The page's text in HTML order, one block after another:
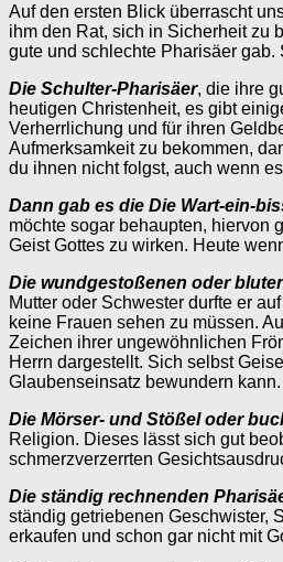
Auf den ersten Blick überrascht
ihm den Rat, sich in Sicherheit zu
gute und schlechte Pharisäer
Die Schulter-Pharisäer, die ihre
heutigen Christenheit, es gibt
Verherrlichung und für ihren
Aufmerksamkeit zu bekommen,
du ihnen nicht folgst, auch wenn
Dann gab es die Die Wart-ein-
möchte sogar behaupten, hiervon
Geist Gottes zu wirken. Heute
Die wundgestoßenen oder
Mutter oder Schwester durfte er
keine Frauen sehen zu müssen.
Zeichen ihrer ungewöhnlichen
Herrn dargestellt. Sich selbst
Glaubenseinsatz bewundern kann.
Die Mörser- und Stößel oder
Religion. Dieses lässt sich gut
schmerzverzerrten
Die ständig rechnenden
ständig getriebenen Geschwister,
erkaufen und schon gar nicht mit